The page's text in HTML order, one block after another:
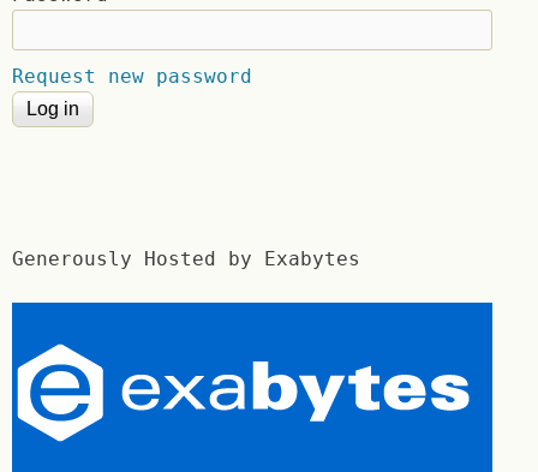
Request new password
Generously Hosted by Exabytes